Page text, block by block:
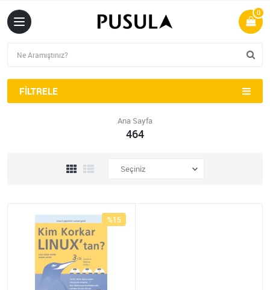
0
FILTRELE
Ana Sayfa
464
%15